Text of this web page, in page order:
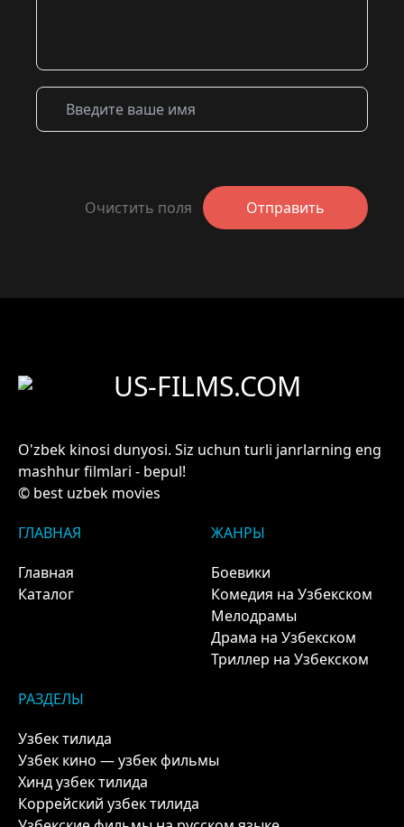
Очистить поля Отправить
US-FILMS.COM
O'zbek kinosi dunyosi. Siz uchun turli janrlarning eng
mashhur filmlari - bepul!
© best uzbek movies
ГЛАВНАЯ
Главная
Каталог
ЖАНРЫ
Боевики
Комедия на Узбекском
Мелодрамы
Драма на Узбекском
Триллер на Узбекском
РАЗДЕЛЫ
Узбек тилида
Узбек кино — узбек фильмы
Хинд узбек тилида
Коррейский узбек тилида